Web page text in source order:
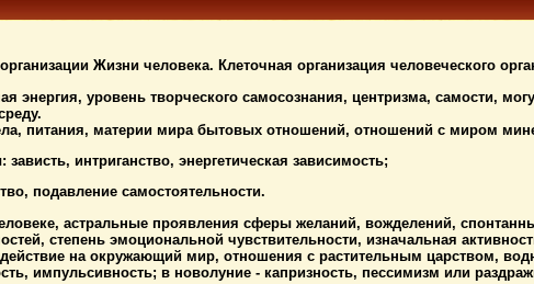
Жизни человека. Клеточная организация человеческого
энергия, уровень творческого самосознания, центризма, самости,
питания, материи мира бытовых отношений, отношений с миром
интриганство, энергетическая зависимость;
подавление самостоятельности.
астральные проявления сферы желаний, вожделений,
степень эмоциональной чувствительности, изначальная
на окружающий мир, отношения с растительным царством,
импульсивность; в новолуние - капризность, пессимизм или